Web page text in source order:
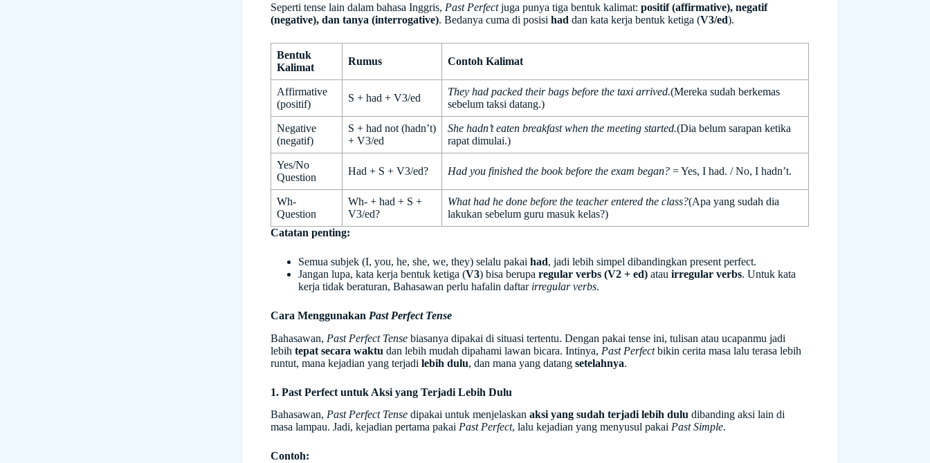
Seperti tense lain dalam bahasa Inggris, Past Perfectjuga punya tiga bentuk kalimat: positif (affirmative), negatif
(negative), dan tanya (interrogative). Bedanya cuma di posisi had dan kata kerja bentuk ketiga (V3/ed).
Bentuk
Kalimat
Rumus Contoh Kalimat
Affirmative
(positif)
S + had + V3/ed
They had packed their bags before the taxi arrived.(Mereka sudah berkemas
sebelum taksi datang.)
Negative
(negatif)
S + had not (hadn’t)
+ V3/ed
She hadn’t eaten breakfast when the meeting started.(Dia belum sarapan ketika
rapat dimulai.)
Yes/No
Question
Had + S + V3/ed? Had you finished the book before the exam began? = Yes, I had. / No, I hadn’t.
Wh-
Question
Wh- + had + S +
V3/ed?
What had he done before the teacher entered the class?(Apa yang sudah dia
lakukan sebelum guru masuk kelas?)
Catatan penting:
Semua subjek (I, you, he, she, we, they) selalu pakai had, jadi lebih simpel dibandingkan present perfect.
Jangan lupa, kata kerja bentuk ketiga (V3) bisa berupa regular verbs (V2 + ed)atau irregular verbs. Untuk kata
kerja tidak beraturan, Bahasawan perlu hafalin daftar irregular verbs.
Cara Menggunakan Past Perfect Tense
Bahasawan, Past Perfect Tensebiasanya dipakai di situasi tertentu. Dengan pakai tense ini, tulisan atau ucapanmu jadi
lebih tepat secara waktu dan lebih mudah dipahami lawan bicara. Intinya, Past Perfectbikin cerita masa lalu terasa lebih
runtut, mana kejadian yang terjadi lebih dulu, dan mana yang datang setelahnya.
1. Past Perfect untuk Aksi yang Terjadi Lebih Dulu
Bahasawan, Past Perfect Tensedipakai untuk menjelaskan aksi yang sudah terjadi lebih duludibanding aksi lain di
masa lampau. Jadi, kejadian pertama pakai Past Perfect, lalu kejadian yang menyusul pakai Past Simple.
Contoh: